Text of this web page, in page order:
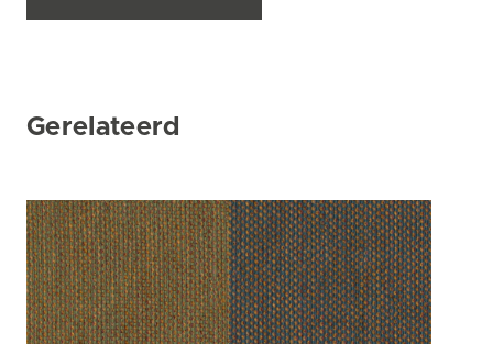
Gerelateerd